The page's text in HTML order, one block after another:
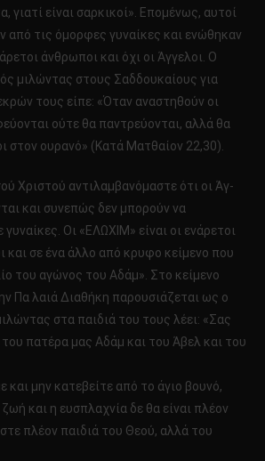
γιατί είναι σαρκικοί». Επομένως, αυτοί
από τις όμορφες γυναίκες και ενώθηκαν
άνθρωποι και όχι οι Άγγελοι. Ο
μιλώντας στους Σαδδουκαίους για
τους είπε: «Όταν αναστηθούν οι
ούτε θα παντρεύονται, αλλά θα
στον ουρανό» (Κατά Ματθαίον 22,30).
Χριστού αντιλαμβανόμαστε ότι οι Άγ­
και συνεπώς δεν μπορούν να
Οι «ΕΛΩΧΙΜ» είναι οι ενάρετοι
και σε ένα άλλο από­ κρυφο κείμενο που
του αγώνος του Αδάμ». Στο κείμενο
Πα­ λαιά Διαθήκη παρουσιάζεται ως ο
στα παιδιά του τους λέει: «Σας
πατέρα μας Αδάμ και του Άβελ και του
και μην κατεβείτε από το άγιο βουνό,
ζωή και η ευσπλαχνία δε θα είναι πλέον
πλέον παιδιά του Θεού, αλλά του